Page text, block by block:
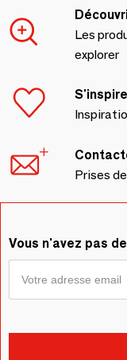
Les
explorer
Prises
Vous n'avez pas